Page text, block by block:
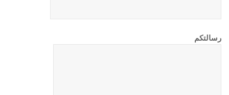
رسالتكم